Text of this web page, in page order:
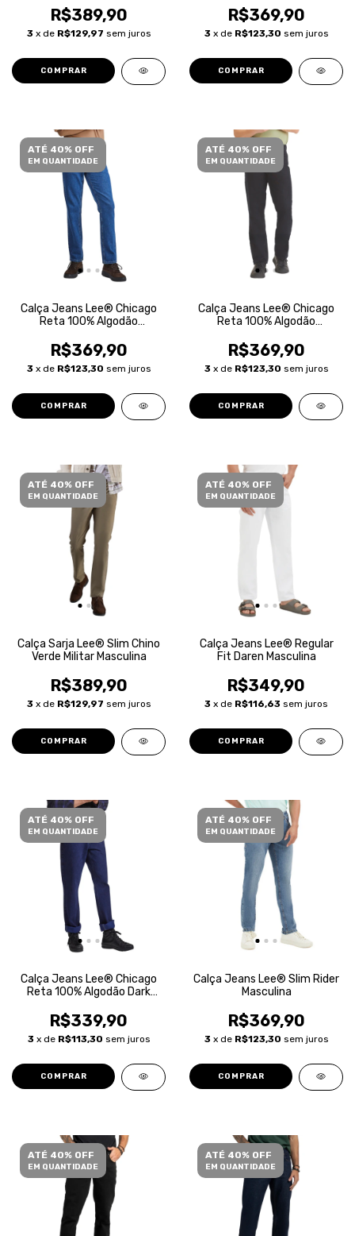
R$389,90
3 x de R$129,97 sem juros
COMPRAR
R$369,90
3 x de R$123,30 sem juros
COMPRAR
ATÉ 40% OFF
EM QUANTIDADE
Calça Jeans Lee® Chicago
Reta 100% Algodão
R$369,90
3 x de R$123,30 sem juros
COMPRAR
ATÉ 40% OFF
EM QUANTIDADE
Calça Jeans Lee® Chicago
Reta 100% Algodão
R$369,90
3 x de R$123,30 sem juros
COMPRAR
ATÉ 40% OFF
EM QUANTIDADE
Calça Sarja Lee® Slim Chino
Verde Militar Masculina
R$389,90
3 x de R$129,97 sem juros
COMPRAR
ATÉ 40% OFF
EM QUANTIDADE
Calça Jeans Lee® Regular
Fit Daren Masculina
R$349,90
3 x de R$116,63 sem juros
COMPRAR
ATÉ 40% OFF
EM QUANTIDADE
Calça Jeans Lee® Chicago
Reta 100% Algodão Dark
R$339,90
3 x de R$113,30 sem juros
COMPRAR
ATÉ 40% OFF
EM QUANTIDADE
Calça Jeans Lee® Slim Rider
Masculina
R$369,90
3 x de R$123,30 sem juros
COMPRAR
ATÉ 40% OFF
EM QUANTIDADE
ATÉ 40% OFF
EM QUANTIDADE